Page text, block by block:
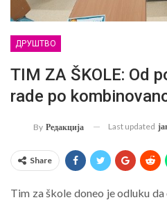
ДРУШТВО
TIM ZA ŠKOLE: Od
rade po
By Редакција Last updated
Share
Tim za škole doneo je odluku da